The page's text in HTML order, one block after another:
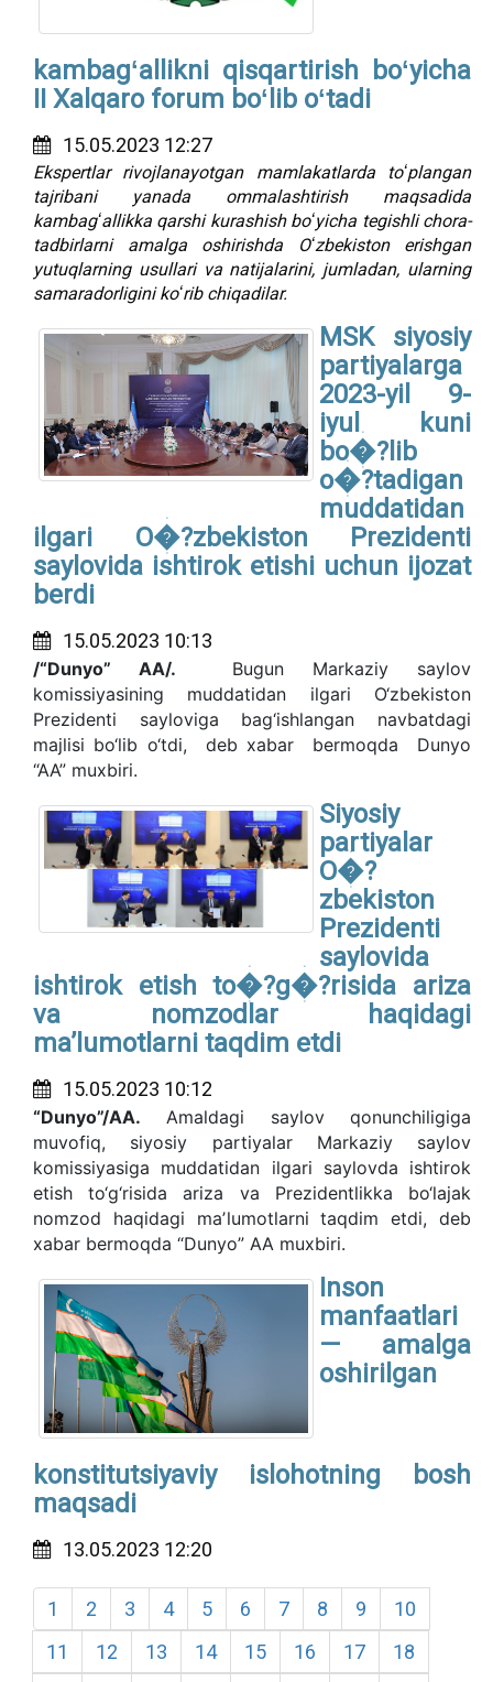
kambagʻallikni qisqartirish boʻyicha
II Xalqaro forum boʻlib oʻtadi
15.05.2023 12:27
Ekspertlar rivojlanayotgan mamlakatlarda toʻplangan
tajribani yanada ommalashtirish maqsadida
kambagʻallikka qarshi kurashish boʻyicha tegishli chora-
tadbirlarni amalga oshirishda Oʻzbekiston erishgan
yutuqlarning usullari va natijalarini, jumladan, ularning
samaradorligini koʻrib chiqadilar.
MSK siyosiy
partiyalarga
2023-yil 9-
iyul kuni
bo�?lib
o�?tadigan
muddatidan
ilgari O�?zbekiston Prezidenti
saylovida ishtirok etishi uchun ijozat
berdi
15.05.2023 10:13
/“Dunyo” AA/. Bugun Markaziy saylov
komissiyasining muddatidan ilgari O‘zbekiston
Prezidenti sayloviga bag‘ishlangan navbatdagi
majlisi bo‘lib o‘tdi, deb xabar bermoqda Dunyo
“AA” muxbiri.
Siyosiy
partiyalar
O�?
zbekiston
Prezidenti
saylovida
ishtirok etish to�?g�?risida ariza
va nomzodlar haqidagi
maʼlumotlarni taqdim etdi
15.05.2023 10:12
“Dunyo”/AA. Amaldagi saylov qonunchiligiga
muvofiq, siyosiy partiyalar Markaziy saylov
komissiyasiga muddatidan ilgari saylovda ishtirok
etish to‘g‘risida ariza va Prezidentlikka bo‘lajak
nomzod haqidagi maʼlumotlarni taqdim etdi, deb
xabar bermoqda “Dunyo” AA muxbiri.
Inson
manfaatlari
— amalga
oshirilgan
konstitutsiyaviy islohotning bosh
maqsadi
13.05.2023 12:20
1 2 3 4 5 6 7 8 9
10
11
12 13 14 15 16 17
18